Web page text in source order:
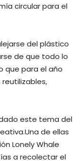
circular para el
del plástico
de que todo lo
que para el año
este tema del
de ellas
Lonely Whale
a recolectar el